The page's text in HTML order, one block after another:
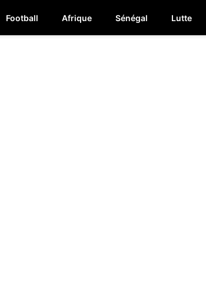
Football Afrique Sénégal Lutte